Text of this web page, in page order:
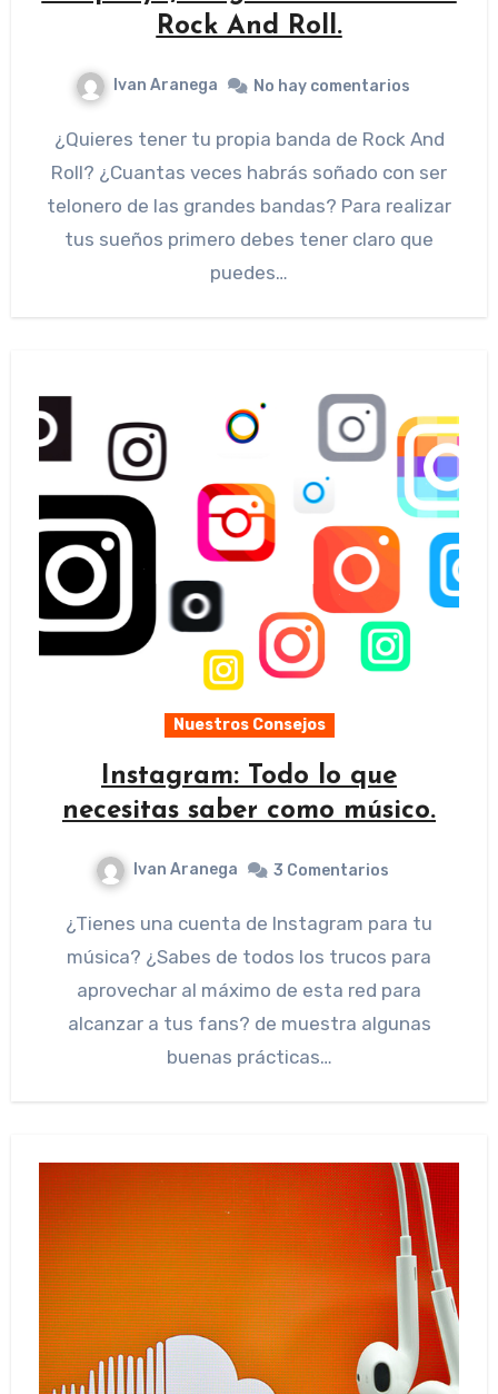
Rock And Roll.
Ivan Aranega No hay comentarios
¿Quieres tener tu propia banda de Rock And
Roll? ¿Cuantas veces habrás soñado con ser
telonero de las grandes bandas? Para realizar
tus sueños primero debes tener claro que
puedes…
Nuestros Consejos
Instagram: Todo lo que
necesitas saber como músico.
Ivan Aranega 3 Comentarios
¿Tienes una cuenta de Instagram para tu
música? ¿Sabes de todos los trucos para
aprovechar al máximo de esta red para
alcanzar a tus fans? de muestra algunas
buenas prácticas…